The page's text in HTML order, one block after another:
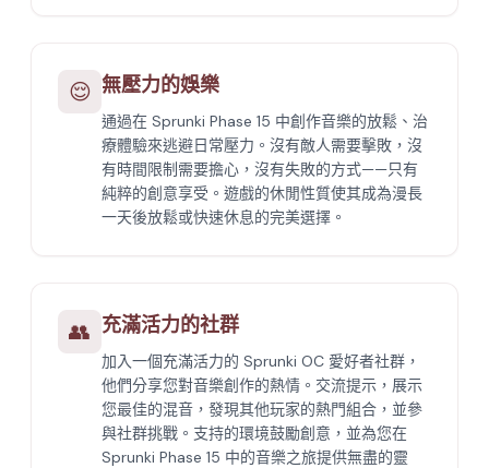
😌 無壓力的娛樂
通過在 Sprunki Phase 15 中創作音樂的放鬆、治
療體驗來逃避日常壓力。沒有敵人需要擊敗，沒
有時間限制需要擔心，沒有失敗的方式——只有
純粹的創意享受。遊戲的休閒性質使其成為漫長
一天後放鬆或快速休息的完美選擇。
👥 充滿活力的社群
加入一個充滿活力的 Sprunki OC 愛好者社群，
他們分享您對音樂創作的熱情。交流提示，展示
您最佳的混音，發現其他玩家的熱門組合，並參
與社群挑戰。支持的環境鼓勵創意，並為您在
Sprunki Phase 15 中的音樂之旅提供無盡的靈